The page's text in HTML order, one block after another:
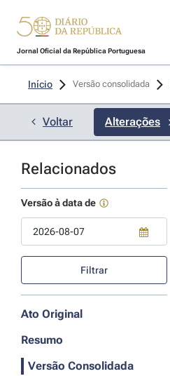
Jornal Oficial da República Portuguesa
Início Versão consolidada
Voltar Alterações
Relacionados
Versão à data de
Filtrar
Ato Original
Resumo
Versão Consolidada